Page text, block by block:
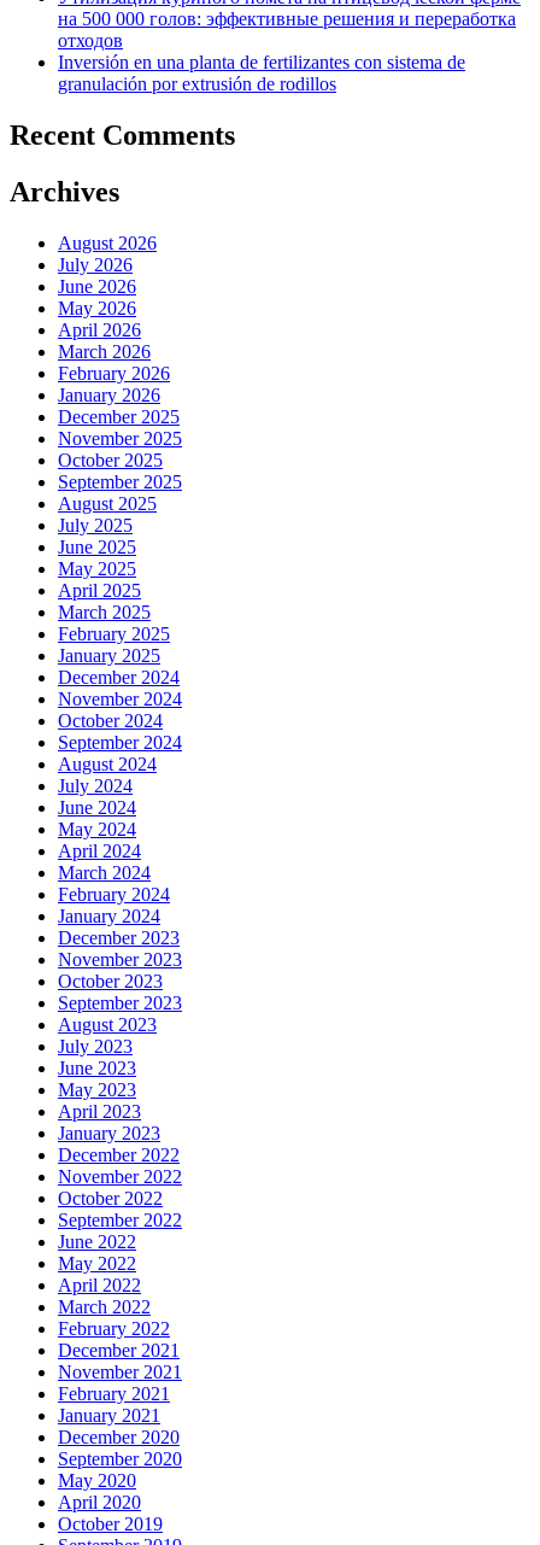
на 500 000 голов: эффективные решения и переработка
отходов
Inversión en una planta de fertilizantes con sistema de
granulación por extrusión de rodillos
Recent Comments
Archives
August 2026
July 2026
June 2026
May 2026
April 2026
March 2026
February 2026
January 2026
December 2025
November 2025
October 2025
September 2025
August 2025
July 2025
June 2025
May 2025
April 2025
March 2025
February 2025
January 2025
December 2024
November 2024
October 2024
September 2024
August 2024
July 2024
June 2024
May 2024
April 2024
March 2024
February 2024
January 2024
December 2023
November 2023
October 2023
September 2023
August 2023
July 2023
June 2023
May 2023
April 2023
January 2023
December 2022
November 2022
October 2022
September 2022
June 2022
May 2022
April 2022
March 2022
February 2022
December 2021
November 2021
February 2021
January 2021
December 2020
September 2020
May 2020
April 2020
October 2019